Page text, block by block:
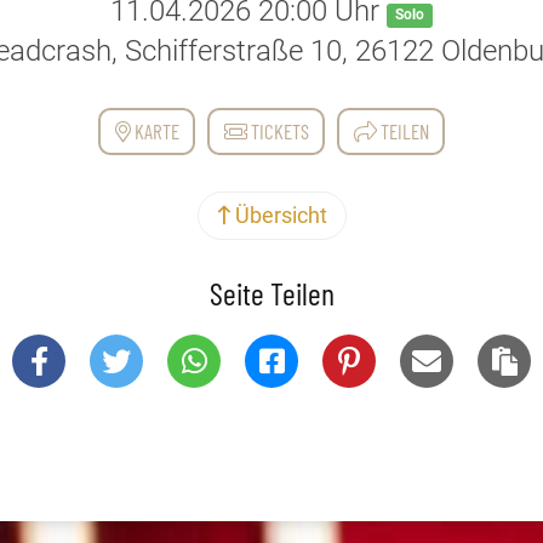
11.04.2026 20:00 Uhr Solo
Schifferstraße 10, 26122
KARTE TICKETS TEILEN
Übersicht
Seite Teilen